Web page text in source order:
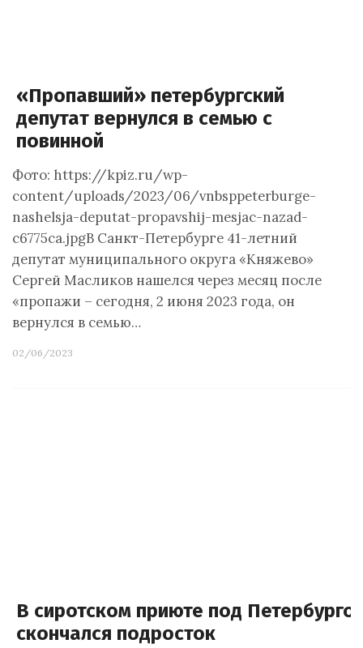
«Пропавший» петербургский
депутат вернулся в семью с
повинной
Фото: https://kpiz.ru/wp-
content/uploads/2023/06/vnbsppeterburge-
nashelsja-deputat-propavshij-mesjac-nazad-
c6775ca.jpgВ Санкт-Петербурге 41-летний
депутат муниципального округа «Княжево»
Сергей Масликов нашелся через месяц после
«пропажи – сегодня, 2 июня 2023 года, он
вернулся в семью…
02/06/2023
В сиротском приюте под
скончался подросток